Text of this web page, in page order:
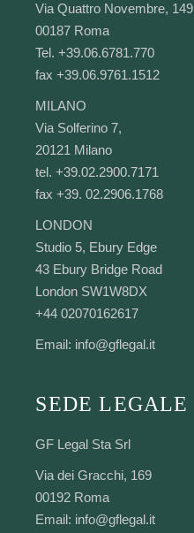
Via Quattro Novembre, 149
00187 Roma
Tel. +39.06.6781.770
fax +39.06.9761.1512
MILANO
Via Solferino 7,
20121 Milano
tel. +39.02.2900.7171
fax +39. 02.2906.1768
LONDON
Studio 5, Ebury Edge
43 Ebury Bridge Road
London SW1W8DX
+44 02070162617
Email: info@gflegal.it
SEDE LEGALE
GF Legal Sta Srl
Via dei Gracchi, 169
00192 Roma
Email: info@gflegal.it